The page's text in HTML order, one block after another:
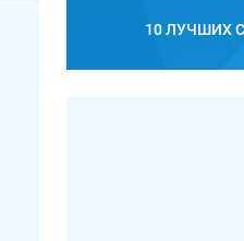
10 ЛУЧШИХ